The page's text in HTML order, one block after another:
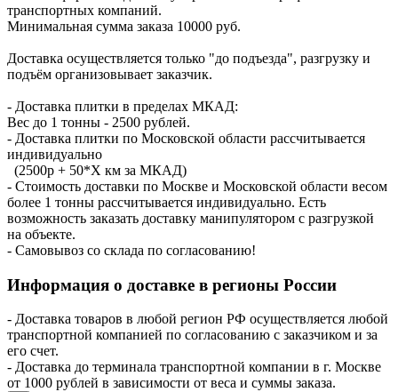
транспортных компаний.
Минимальная сумма заказа 10000 руб.
Доставка осуществляется только "до подъезда", разгрузку и
подъём организовывает заказчик.
- Доставка плитки в пределах МКАД:
Вес до 1 тонны - 2500 рублей.
- Доставка плитки по Московской области рассчитывается
индивидуально
(2500р + 50*X км за МКАД)
- Стоимость доставки по Москве и Московской области весом
более 1 тонны рассчитывается индивидуально. Есть
возможность заказать доставку манипулятором с разгрузкой
на объекте.
- Самовывоз со склада по согласованию!
Информация о доставке в регионы России
- Доставка товаров в любой регион РФ осуществляется любой
транспортной компанией по согласованию с заказчиком и за
его счет.
- Доставка до терминала транспортной компании в г. Москве
от 1000 рублей в зависимости от веса и суммы заказа.